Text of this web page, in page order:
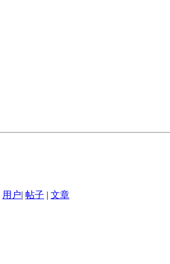
用户| 帖子 | 文章